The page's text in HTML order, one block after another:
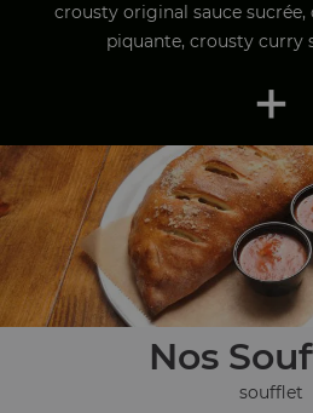
crousty original sauce
piquante, crousty curry
+
Nos
soufflet